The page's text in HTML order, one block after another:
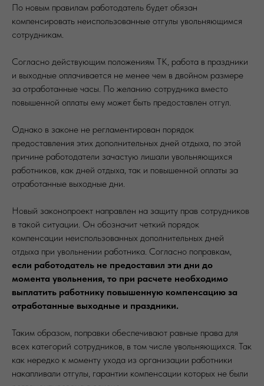
По новым правилам работодатель будет обязан
компенсировать неиспользованные отгулы увольняющимся
сотрудникам.
Согласно действующим положениям ТК, работа в праздники
и выходные оплачивается не менее чем в двойном размере
за отработанные часы. По желанию сотрудника вместо
повышенной оплаты ему может быть предоставлен отгул.
Однако в законе не регламентирован порядок
предоставления этих дополнительных дней отдыха, по этой
причине работодатели зачастую лишали увольняющихся
работников, как дней отдыха, так и повышенной оплаты за
отработанные выходные дни.
Новый законопроект направлен на защиту прав сотрудников
в такой ситуации. Он обозначит четкий порядок
компенсации неиспользованных дополнительных дней
отдыха при увольнении работника. Согласно поправкам,
если работодатель не предоставил эти дни до
момента увольнения, то при расчете необходимо
выплатить работнику повышенную компенсацию за
отработанные выходные и праздники.
Таким образом, поправки обеспечивают равные права для
всех категорий сотрудников, в том числе увольняющихся. Так
как нередко к моменту ухода из организации работники
накапливали отгулы, гарантии компенсации которых не были